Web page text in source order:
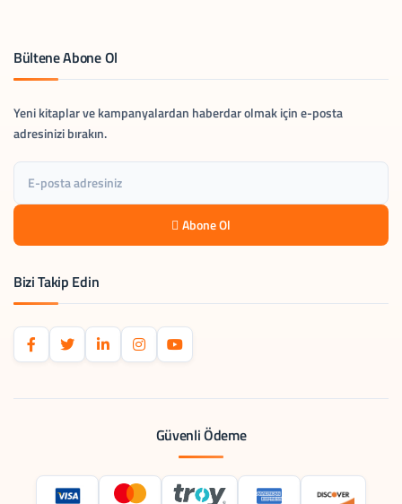
Bültene Abone Ol
Yeni kitaplar ve kampanyalardan haberdar olmak için e-posta
adresinizi bırakın.
Abone Ol
Bizi Takip Edin
Güvenli Ödeme